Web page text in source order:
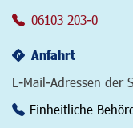
06103 203-0
Anfahrt
E-Mail-Adressen der
Einheitliche